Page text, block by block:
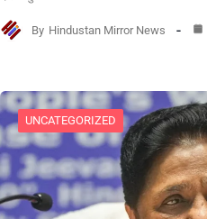
By Hindustan Mirror News
UNCATEGORIZED